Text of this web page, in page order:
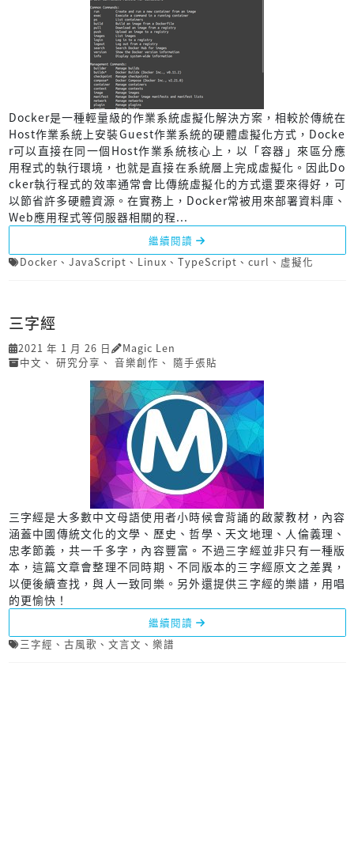
Docker是一種輕量級的作業系統虛擬化解決方案，相較於傳統在
Host作業系統上安裝Guest作業系統的硬體虛擬化方式，Docke
r可以直接在同一個Host作業系統核心上，以「容器」來區分應
用程式的執行環境，也就是直接在系統層上完成虛擬化。因此Do
cker執行程式的效率通常會比傳統虛擬化的方式還要來得好，可
以節省許多硬體資源。在實務上，Docker常被用來部署資料庫、
Web應用程式等伺服器相關的程...
繼續閱讀
Docker 、 JavaScript 、 Linux 、 TypeScript 、 curl 、 虛擬化
三字經
2021 年 1 月 26 日
Magic Len
中文 、 研究分享 、 音樂創作 、 隨手張貼
三字經是大多數中文母語使用者小時候會背誦的啟蒙教材，內容
涵蓋中國傳統文化的文學、歷史、哲學、天文地理、人倫義理、
忠孝節義，共一千多字，內容豐富。不過三字經並非只有一種版
本，這篇文章會整理不同時期、不同版本的三字經原文之差異，
以便後續查找，與人一致同樂。另外還提供三字經的樂譜，用唱
的更愉快！
繼續閱讀
三字經 、 古風歌 、 文言文 、 樂譜